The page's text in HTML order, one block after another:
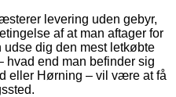
levering uden gebyr,
af at man aftager for
dig den mest letkøbte
hvad end man befinder sig
eller Hørning – vil være at få